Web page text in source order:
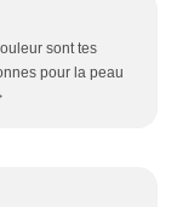
sont tes
pour la peau